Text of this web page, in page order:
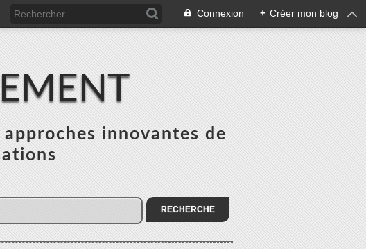
Connexion + Créer mon blog
approches innovantes de